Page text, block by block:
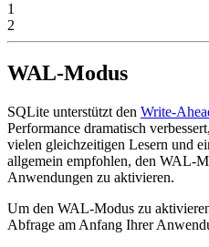
1
2
WAL-Modus
SQLite unterstützt den Write-
Performance dramatisch
vielen gleichzeitigen Lesern und
allgemein empfohlen, den WAL-
Anwendungen zu aktivieren.
Um den WAL-Modus zu
Abfrage am Anfang Ihrer